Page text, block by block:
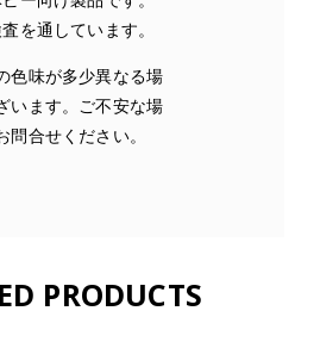
を通しています。
色味が多少異なる場
います。ご不安な場
問合せください。
PRODUCTS